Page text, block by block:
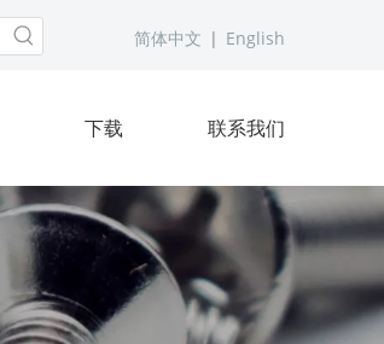
简体中文 | English
下载 联系我们